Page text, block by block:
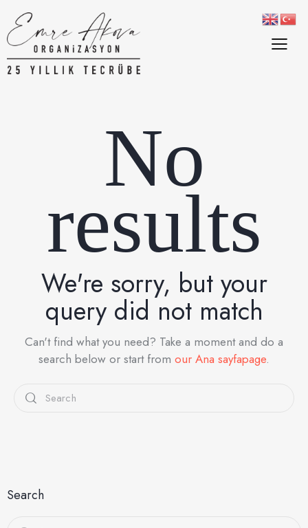
No
results
We're sorry, but your
query did not match
Can't find what you need? Take a moment and do a
search below or start from our Ana sayfapage.
Search